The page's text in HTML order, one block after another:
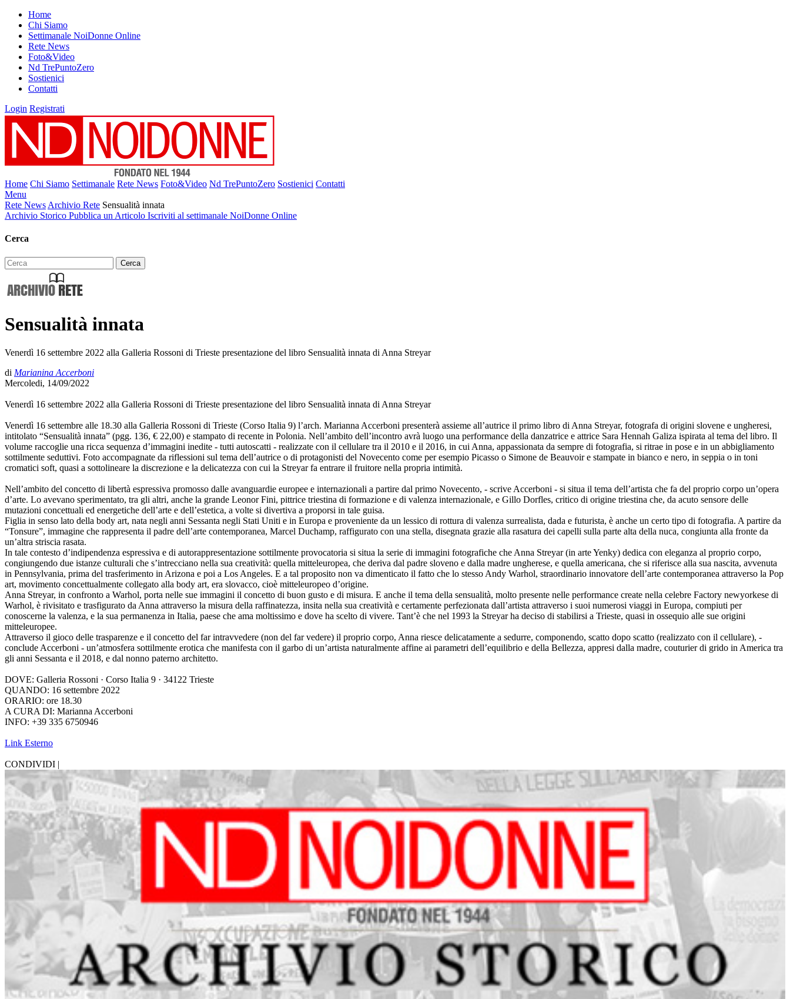
Home
Chi Siamo
Settimanale NoiDonne Online
Rete News
Foto&Video
Nd TrePuntoZero
Sostienici
Contatti
Login Registrati
Home Chi Siamo Settimanale Rete News Foto&Video Nd TrePuntoZero Sostienici Contatti
Menu
Rete News Archivio Rete Sensualità innata
Archivio Storico Pubblica un Articolo Iscriviti al settimanale NoiDonne Online
Cerca
Sensualità innata
Venerdì 16 settembre 2022 alla Galleria Rossoni di Trieste presentazione del libro Sensualità innata di Anna Streyar
di Marianina Accerboni
Mercoledi, 14/09/2022
Venerdì 16 settembre 2022 alla Galleria Rossoni di Trieste presentazione del libro Sensualità innata di Anna Streyar
Venerdì 16 settembre alle 18.30 alla Galleria Rossoni di Trieste (Corso Italia 9) l’arch. Marianna Accerboni presenterà assieme all’autrice il primo libro di Anna Streyar, fotografa di origini slovene e ungheresi,
intitolato “Sensualità innata” (pgg. 136, € 22,00) e stampato di recente in Polonia. Nell’ambito dell’incontro avrà luogo una performance della danzatrice e attrice Sara Hennah Galiza ispirata al tema del libro. Il
volume raccoglie una ricca sequenza d’immagini inedite - tutti autoscatti - realizzate con il cellulare tra il 2010 e il 2016, in cui Anna, appassionata da sempre di fotografia, si ritrae in pose e in un abbigliamento
sottilmente seduttivi. Foto accompagnate da riflessioni sul tema dell’autrice o di protagonisti del Novecento come per esempio Picasso o Simone de Beauvoir e stampate in bianco e nero, in seppia o in toni
cromatici soft, quasi a sottolineare la discrezione e la delicatezza con cui la Streyar fa entrare il fruitore nella propria intimità.
Nell’ambito del concetto di libertà espressiva promosso dalle avanguardie europee e internazionali a partire dal primo Novecento, - scrive Accerboni - si situa il tema dell’artista che fa del proprio corpo un’opera
d’arte. Lo avevano sperimentato, tra gli altri, anche la grande Leonor Fini, pittrice triestina di formazione e di valenza internazionale, e Gillo Dorfles, critico di origine triestina che, da acuto sensore delle
mutazioni concettuali ed energetiche dell’arte e dell’estetica, a volte si divertiva a proporsi in tale guisa.
Figlia in senso lato della body art, nata negli anni Sessanta negli Stati Uniti e in Europa e proveniente da un lessico di rottura di valenza surrealista, dada e futurista, è anche un certo tipo di fotografia. A partire da
“Tonsure”, immagine che rappresenta il padre dell’arte contemporanea, Marcel Duchamp, raffigurato con una stella, disegnata grazie alla rasatura dei capelli sulla parte alta della nuca, congiunta alla fronte da
un’altra striscia rasata.
In tale contesto d’indipendenza espressiva e di autorappresentazione sottilmente provocatoria si situa la serie di immagini fotografiche che Anna Streyar (in arte Yenky) dedica con eleganza al proprio corpo,
congiungendo due istanze culturali che s’intrecciano nella sua creatività: quella mitteleuropea, che deriva dal padre sloveno e dalla madre ungherese, e quella americana, che si riferisce alla sua nascita, avvenuta
in Pennsylvania, prima del trasferimento in Arizona e poi a Los Angeles. E a tal proposito non va dimenticato il fatto che lo stesso Andy Warhol, straordinario innovatore dell’arte contemporanea attraverso la Pop
art, movimento concettualmente collegato alla body art, era slovacco, cioè mitteleuropeo d’origine.
Anna Streyar, in confronto a Warhol, porta nelle sue immagini il concetto di buon gusto e di misura. E anche il tema della sensualità, molto presente nelle performance create nella celebre Factory newyorkese di
Warhol, è rivisitato e trasfigurato da Anna attraverso la misura della raffinatezza, insita nella sua creatività e certamente perfezionata dall’artista attraverso i suoi numerosi viaggi in Europa, compiuti per
conoscerne la valenza, e la sua permanenza in Italia, paese che ama moltissimo e dove ha scelto di vivere. Tant’è che nel 1993 la Streyar ha deciso di stabilirsi a Trieste, quasi in ossequio alle sue origini
mitteleuropee.
Attraverso il gioco delle trasparenze e il concetto del far intravvedere (non del far vedere) il proprio corpo, Anna riesce delicatamente a sedurre, componendo, scatto dopo scatto (realizzato con il cellulare), -
conclude Accerboni - un’atmosfera sottilmente erotica che manifesta con il garbo di un’artista naturalmente affine ai parametri dell’equilibrio e della Bellezza, appresi dalla madre, couturier di grido in America tra
gli anni Sessanta e il 2018, e dal nonno paterno architetto.
DOVE: Galleria Rossoni · Corso Italia 9 · 34122 Trieste
QUANDO: 16 settembre 2022
ORARIO: ore 18.30
A CURA DI: Marianna Accerboni
INFO: +39 335 6750946
Link Esterno
CONDIVIDI |